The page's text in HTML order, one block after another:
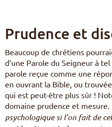
Prudence et
Beaucoup de chrétiens
d’une Parole du Seigneur à
parole reçue comme une
en ouvrant la Bible, ou
qui est peut-être plus sûr !
domaine prudence et mesure.
psychologique si l’on fait de